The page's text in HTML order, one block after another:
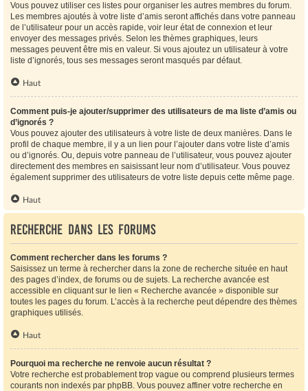
Vous pouvez utiliser ces listes pour organiser les autres membres du forum.
Les membres ajoutés à votre liste d’amis seront affichés dans votre panneau
de l’utilisateur pour un accès rapide, voir leur état de connexion et leur
envoyer des messages privés. Selon les thèmes graphiques, leurs
messages peuvent être mis en valeur. Si vous ajoutez un utilisateur à votre
liste d’ignorés, tous ses messages seront masqués par défaut.
Haut
Comment puis-je ajouter/supprimer des utilisateurs de ma liste d’amis ou
d’ignorés ?
Vous pouvez ajouter des utilisateurs à votre liste de deux manières. Dans le
profil de chaque membre, il y a un lien pour l’ajouter dans votre liste d’amis
ou d’ignorés. Ou, depuis votre panneau de l’utilisateur, vous pouvez ajouter
directement des membres en saisissant leur nom d’utilisateur. Vous pouvez
également supprimer des utilisateurs de votre liste depuis cette même page.
Haut
Recherche dans les forums
Comment rechercher dans les forums ?
Saisissez un terme à rechercher dans la zone de recherche située en haut
des pages d’index, de forums ou de sujets. La recherche avancée est
accessible en cliquant sur le lien « Recherche avancée » disponible sur
toutes les pages du forum. L’accès à la recherche peut dépendre des thèmes
graphiques utilisés.
Haut
Pourquoi ma recherche ne renvoie aucun résultat ?
Votre recherche est probablement trop vague ou comprend plusieurs termes
courants non indexés par phpBB. Vous pouvez affiner votre recherche en